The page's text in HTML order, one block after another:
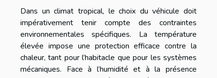
Dans un climat tropical, le choix du véhicule doit
impérativement tenir compte des contraintes
environnementales spécifiques. La température
élevée impose une protection efficace contre la
chaleur, tant pour l’habitacle que pour les systèmes
mécaniques. Face à l’humidité et à la présence